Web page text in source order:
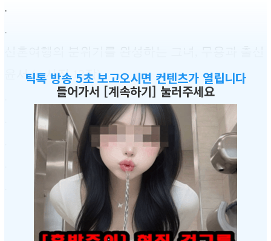
.
.
윤서 (+ 사진 13장)
틱톡 방송 5초 보고오시면 컨텐츠가 열립니다
들어가서 [계속하기] 눌러주세요